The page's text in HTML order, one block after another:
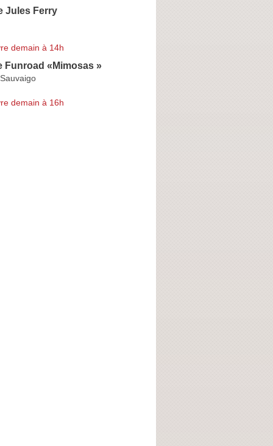
Jules Ferry
demain à 14h
Funroad «Mimosas »
demain à 16h